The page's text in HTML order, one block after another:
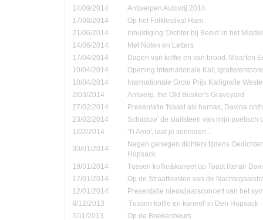
14/09/2014
Antwerpen Autovrij 2014
17/08/2014
Op het Folkfestival Ham
21/06/2014
Inhuldiging 'Dichter bij Beeld' in het
14/06/2014
Met Noten en Letters
17/04/2014
Dagen van koffie en van brood, Maarten
10/04/2014
Opening Internationale
10/04/2014
Internationale Grote Prijs Kalligrafie
2/03/2014
Antwerp, the Old Busker's Graveyard
27/02/2014
Presentatie 'Naakt als harnas, Davina
23/02/2014
Schaduw' de sluitsteen van mijn poëtisch
1/02/2014
'Ti Amo', laat je verleiden...
30/01/2014
Negen genegen dichters tijdens
Hopsack
19/01/2014
Tussen koffie&kaneel op Toast literair
17/01/2014
Op de Straatfeesten van de
12/01/2014
Presentatie nieuwjaarsconcert van het
8/12/2013
'Tussen koffie en kaneel' in Den Hopsack
7/11/2013
Op de Boekenbeurs